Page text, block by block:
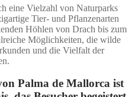
eine Vielzahl von Naturparks
Tier- und Pflanzenarten
Höhlen von Drach bis zum
Möglichkeiten, die wilde
und die Vielfalt der
Palma de Mallorca ist